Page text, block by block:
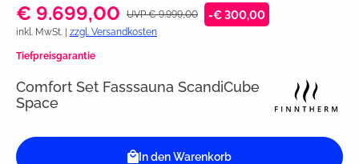
€ 9.699,00 UVP € 9.999,00 -€ 300,00
inkl. MwSt. | zzgl. Versandkosten
Tiefpreisgarantie
Comfort Set Fasssauna ScandiCube
Space
In den Warenkorb